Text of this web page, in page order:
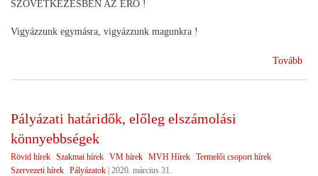
SZÖVETKEZÉSBEN AZ ERŐ !
Vigyázzunk egymásra, vigyázzunk magunkra !
Tovább
Pályázati határidők, előleg elszámolási
könnyebbségek
Rövid hírek Szakmai hírek VM hírek MVH Hírek Termelői csoport hírek
Szervezeti hírek Pályázatok | 2020. március 31.